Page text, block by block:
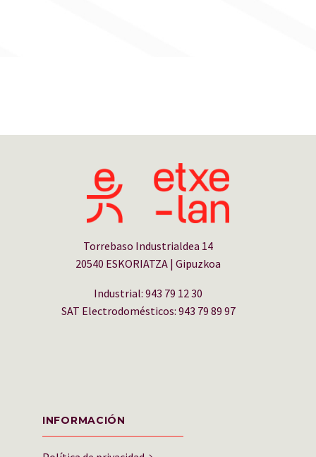
Torrebaso Industrialdea 14
20540 ESKORIATZA | Gipuzkoa
Industrial: 943 79 12 30
SAT Electrodomésticos: 943 79 89 97
INFORMACIÓN